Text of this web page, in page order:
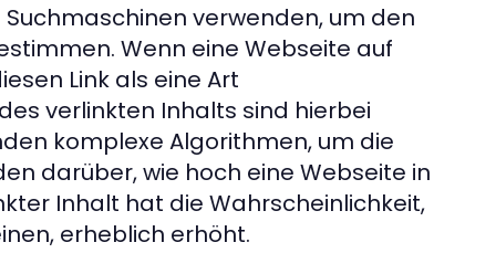
verwenden, um den
Wenn eine Webseite auf
Link als eine Art
verlinkten Inhalts sind hierbei
komplexe Algorithmen, um die
darüber, wie hoch eine Webseite in
Inhalt hat die Wahrscheinlichkeit,
erheblich erhöht.